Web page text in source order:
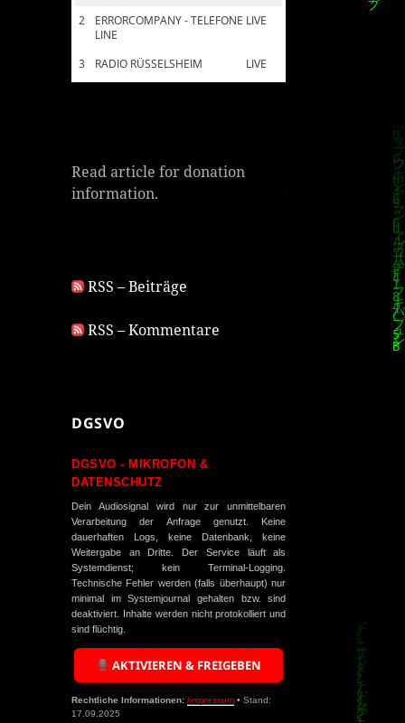
2
LIVE
ERRORCOMPANY - TELEFONE
LINE
3
LIVE
RADIO RÜSSELSHEIM
Read article for donation
information.
RSS – Beiträge
RSS – Kommentare
DGSVO
DGSVO - MIKROFON &
DATENSCHUTZ
Dein Audiosignal wird nur zur unmittelbaren
Verarbeitung der Anfrage genutzt. Keine
dauerhaften Logs, keine Datenbank, keine
Weitergabe an Dritte. Der Service läuft als
Systemdienst; kein Terminal-Logging.
Technische Fehler werden (falls überhaupt) nur
minimal im Systemjournal gehalten bzw. sind
deaktiviert. Inhalte werden nicht protokolliert und
sind flüchtig.
AKTIVIEREN & FREIGEBEN
Rechtliche Informationen: /impressum • Stand:
17.09.2025